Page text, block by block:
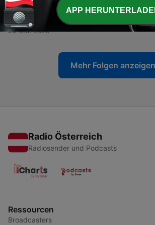
8 - Usbekistan – 1001 Nacht und 74
26 Mär. 2025
Mehr Folgen anzeigen
Radio Österreich
Radiosender und Podcasts
Ressourcen
Broadcasters
APP